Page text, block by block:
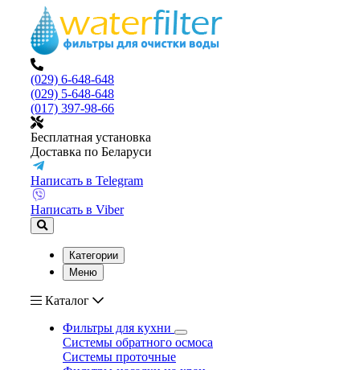
(029) 6-648-648
(029) 5-648-648
(017) 397-98-66
Бесплатная установка
Доставка по Беларуси
Написать в Telegram
Написать в Viber
Категории
Меню
Каталог
Фильтры для кухни
Системы обратного осмоса
Системы проточные